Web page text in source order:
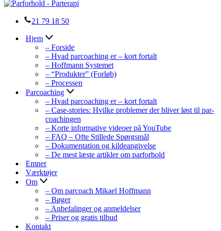
21 79 18 50
Hjem
– Forside
– Hvad parcoaching er – kort fortalt
– Hoffmann Systemet
– “Produkter” (Forløb)
– Processen
Parcoaching
– Hvad parcoaching er – kort fortalt
– Case-stories: Hvilke problemer der bliver løst til par-
coachingen
– Korte informative videoer på YouTube
– FAQ – Ofte Stillede Spørgsmål
– Dokumentation og kildeangivelse
– De mest læste artikler om parforhold
Emner
Værktøjer
Om
– Om parcoach Mikael Hoffmann
– Bøger
– Anbefalinger og anmeldelser
– Priser og gratis tilbud
Kontakt